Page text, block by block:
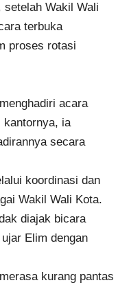
Wakil Wali
terbuka
proses rotasi
acara
kantornya, ia
secara
koordinasi dan
Wakil Wali Kota.
diajak bicara
Elim dengan
kurang pantas